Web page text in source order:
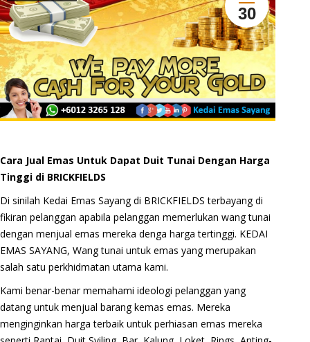
30
Cara Jual Emas Untuk Dapat Duit Tunai Dengan Harga
Tinggi di BRICKFIELDS
Di sinilah Kedai Emas Sayang di BRICKFIELDS terbayang di
fikiran pelanggan apabila pelanggan memerlukan wang tunai
dengan menjual emas mereka denga harga tertinggi. KEDAI
EMAS SAYANG, Wang tunai untuk emas yang merupakan
salah satu perkhidmatan utama kami.
Kami benar-benar memahami ideologi pelanggan yang
datang untuk menjual barang kemas emas. Mereka
menginginkan harga terbaik untuk perhiasan emas mereka